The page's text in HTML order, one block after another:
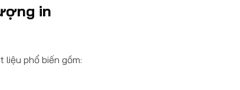
in
liệu phổ biến gồm: